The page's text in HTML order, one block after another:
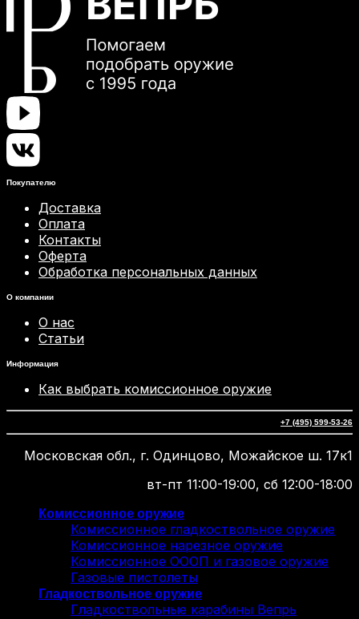
Покупателю
Доставка
Оплата
Контакты
Оферта
Обработка персональных данных
О компании
О нас
Статьи
Информация
Как выбрать комиссионное оружие
+7 (495) 599-53-26
Московская обл., г. Одинцово, Можайское ш. 17к1
вт-пт 11:00-19:00, сб 12:00-18:00
Комиссионное оружие
Комиссионное гладкоствольное оружие
Комиссионное нарезное оружие
Комиссионное ОООП и газовое оружие
Газовые пистолеты
Гладкоствольное оружие
Гладкоствольные карабины Вепрь